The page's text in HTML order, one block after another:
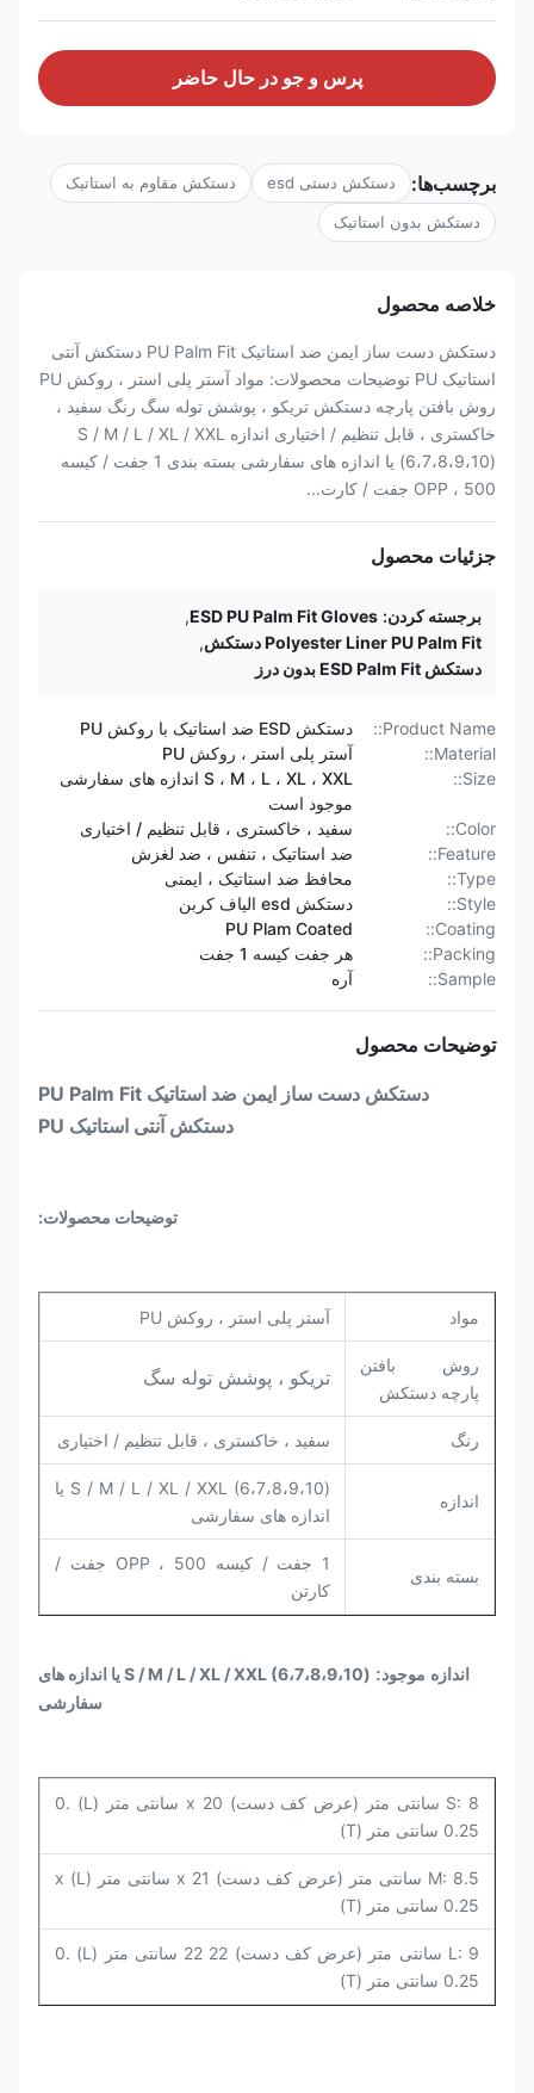
پرس و جو در حال حاضر
برچسب‌ها: دستکش دستی esd دستکش مقاوم به استاتیک
دستکش بدون استاتیک
خلاصه محصول
دستکش دست ساز ایمن ضد استاتیک PU Palm Fit دستکش آنتی
استاتیک PU توضیحات محصولات: مواد آستر پلی استر ، روکش PU
روش بافتن پارچه دستکش تریکو ، پوشش توله سگ رنگ سفید ،
خاکستری ، قابل تنظیم / اختیاری اندازه S / M / L / XL / XXL
(6،7،8،9،10) یا اندازه های سفارشی بسته بندی 1 جفت / کیسه
OPP ، 500 جفت / کارت...
جزئیات محصول
برجسته کردن: ESD PU Palm Fit Gloves
,
Polyester Liner PU Palm Fit دستکش
,
دستکش ESD Palm Fit بدون درز
Product Name::
دستکش ESD ضد استاتیک با روکش PU
Material::
آستر پلی استر ، روکش PU
Size::
S ، M ، L ، XL ، XXL اندازه های سفارشی
موجود است
Color::
سفید ، خاکستری ، قابل تنظیم / اختیاری
Feature::
ضد استاتیک ، تنفس ، ضد لغزش
Type::
محافظ ضد استاتیک ، ایمنی
Style::
دستکش esd الیاف کربن
Coating::
PU Plam Coated
Packing::
هر جفت کیسه 1 جفت
Sample::
آره
توضیحات محصول
دستکش دست ساز ایمن ضد استاتیک PU Palm Fit
دستکش آنتی استاتیک PU
توضیحات محصولات:
مواد آستر پلی استر ، روکش PU
روش بافتن
پارچه دستکش
تریکو ، پوشش توله سگ
رنگ سفید ، خاکستری ، قابل تنظیم / اختیاری
اندازه
S / M / L / XL / XXL (6،7،8،9،10) یا
اندازه های سفارشی
بسته بندی
1 جفت / کیسه OPP ، 500 جفت /
کارتن
اندازه موجود:
S / M / L / XL / XXL (6،7،8،9،10) یا اندازه های
سفارشی
S: 8 سانتی متر (عرض کف دست) x 20 سانتی متر (L) 0.
0.25 سانتی متر (T)
M: 8.5 سانتی متر (عرض کف دست) x 21 سانتی متر (L) x
0.25 سانتی متر (T)
L: 9 سانتی متر (عرض کف دست) 22 22 سانتی متر (L) 0.
0.25 سانتی متر (T)